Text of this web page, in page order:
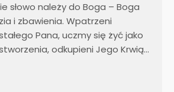
słowo należy do Boga – Boga
i zbawienia. Wpatrzeni
Pana, uczmy się żyć jako
odkupieni Jego Krwią…